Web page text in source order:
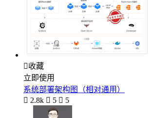
收藏
立即使用
系统部署架构图（相对通用）
 2.8k  5  5